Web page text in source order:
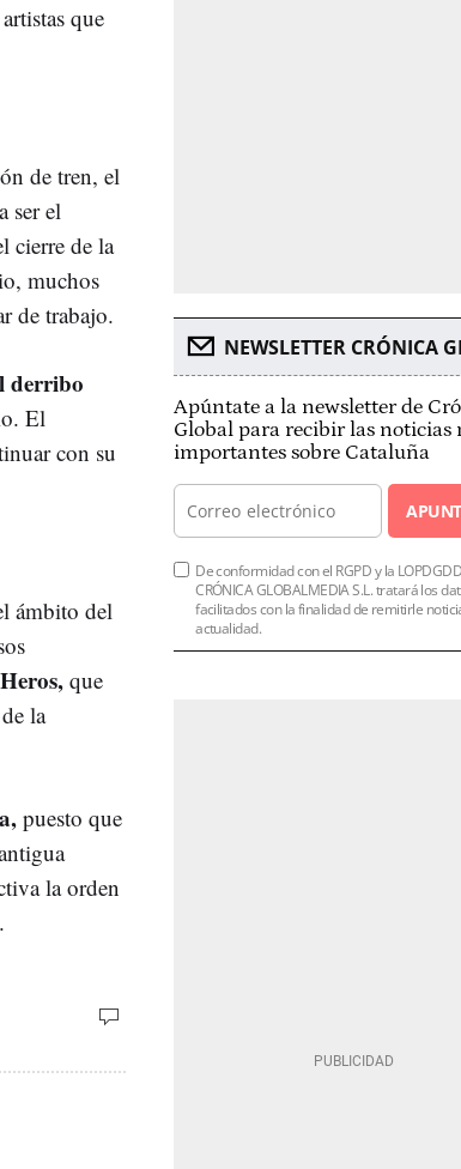
que
de tren, el
ser el
cierre de la
muchos
de trabajo.
derribo
El
con su
ámbito del
que
la
puesto que
la orden
NEWSLETTER CRÓNICA
Apúntate a la newsletter de
Global para recibir las noticias
importantes sobre Cataluña
De conformidad con el RGPD y la
CRÓNICA GLOBALMEDIA S.L. tratará los
facilitados con la finalidad de remitirle
actualidad.